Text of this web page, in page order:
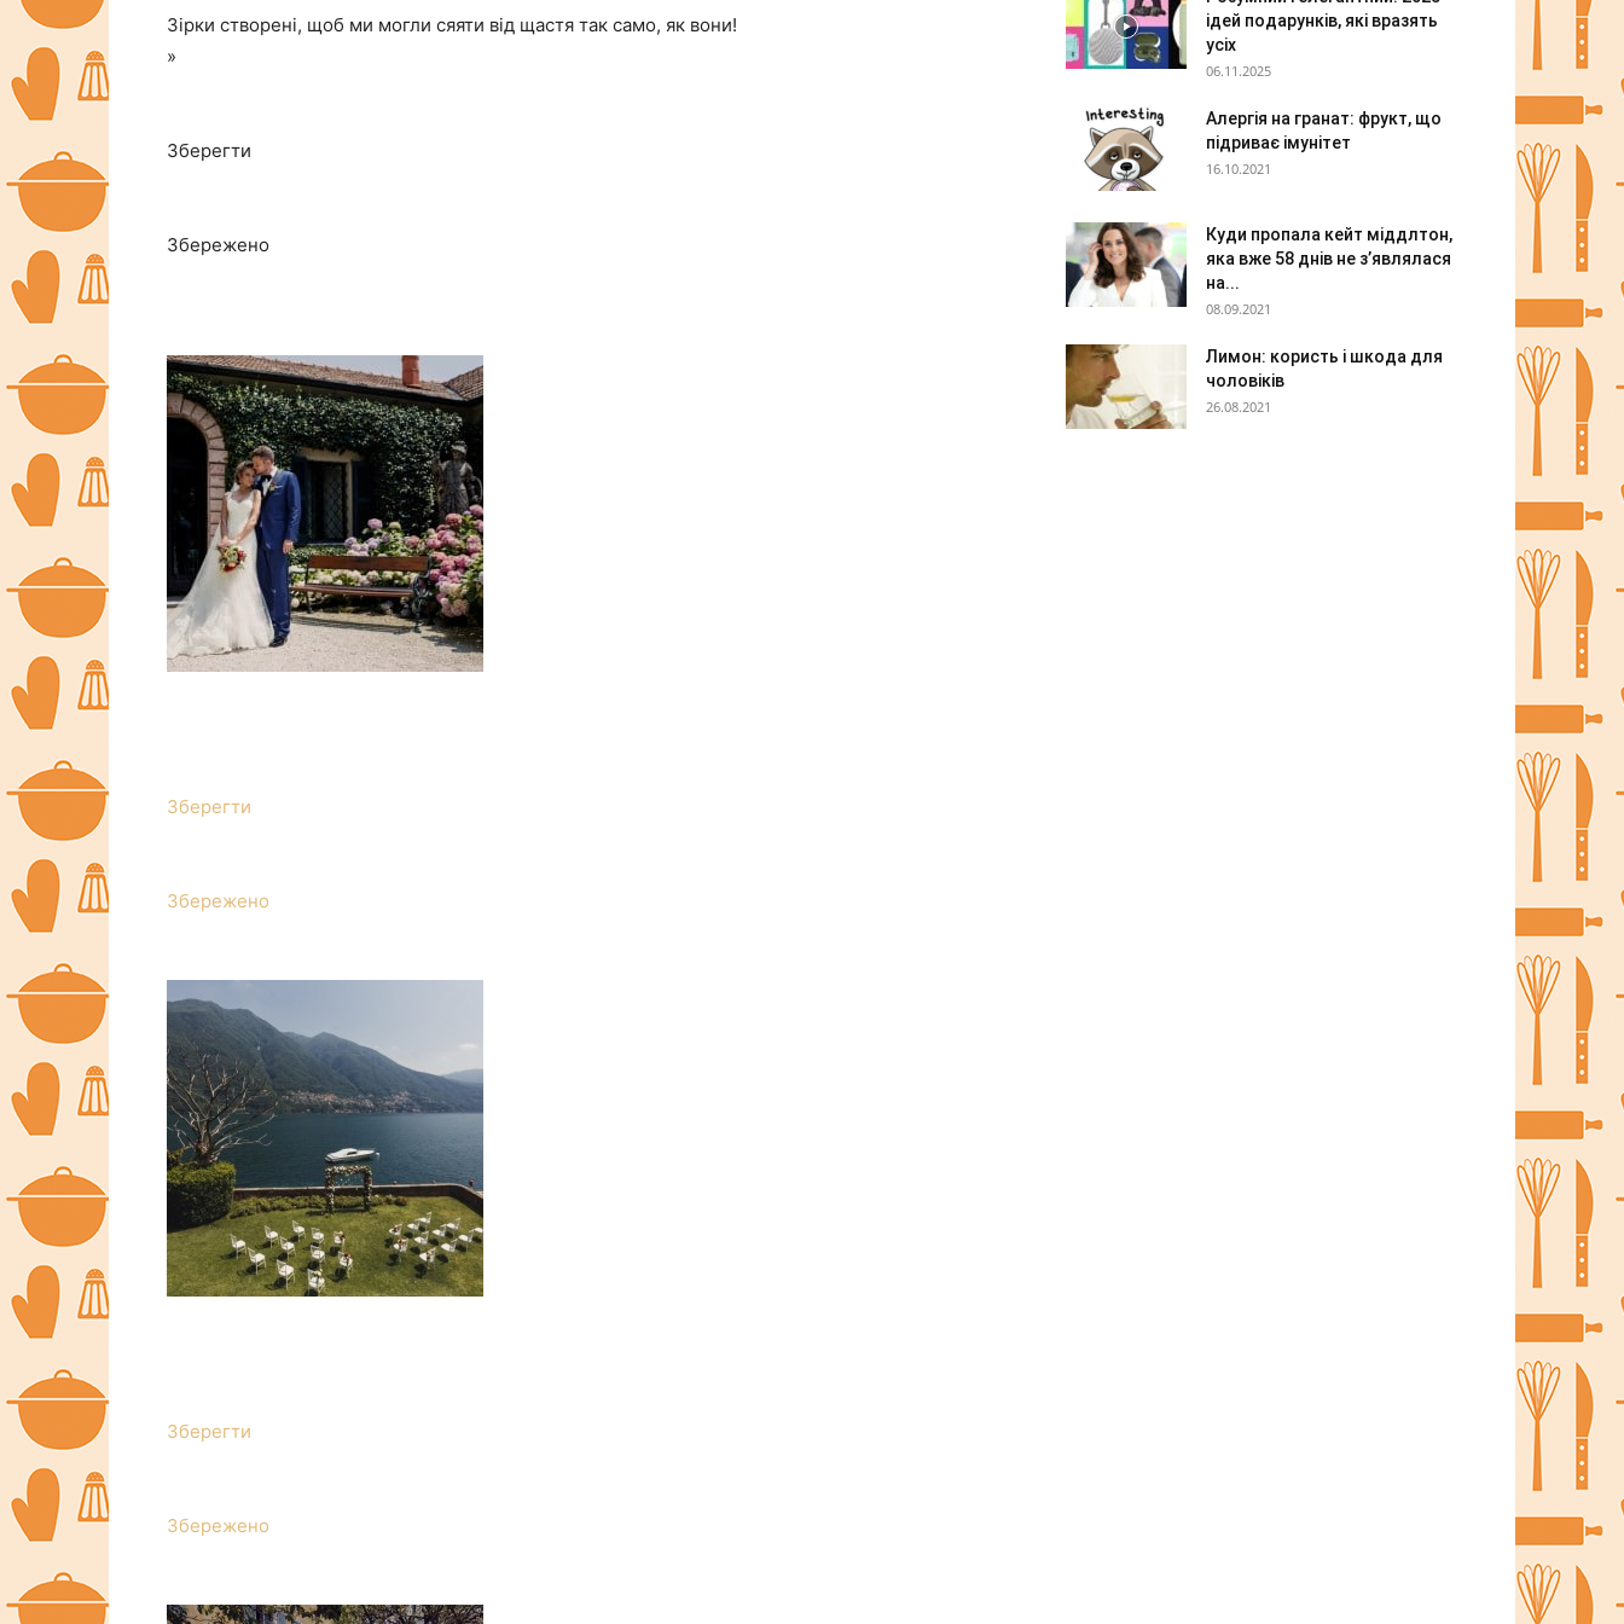
Зірки створені, щоб ми могли сяяти від щастя так само, як вони!
»
Зберегти
Збережено
Зберегти
Збережено
Зберегти
Збережено
ідей подарунків, які вразять
усіх
06.11.2025
Алергія на гранат: фрукт, що
підриває імунітет
16.10.2021
Куди пропала кейт міддлтон,
яка вже 58 днів не з’являлася
на...
08.09.2021
Лимон: користь і шкода для
чоловіків
26.08.2021